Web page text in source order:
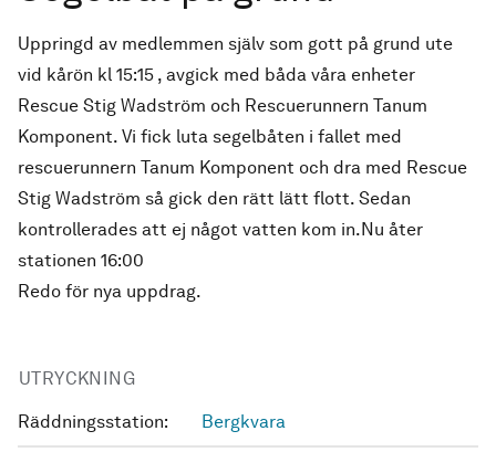
Uppringd av medlemmen själv som gott på grund ute
vid kårön kl 15:15 , avgick med båda våra enheter
Rescue Stig Wadström och Rescuerunnern Tanum
Komponent. Vi fick luta segelbåten i fallet med
rescuerunnern Tanum Komponent och dra med Rescue
Stig Wadström så gick den rätt lätt flott. Sedan
kontrollerades att ej något vatten kom in.Nu åter
stationen 16:00
Redo för nya uppdrag.
UTRYCKNING
Räddningsstation: Bergkvara